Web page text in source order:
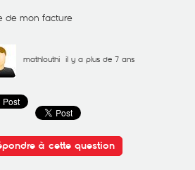
de mon facture
mathlouthi il y a plus de 7 ans
à cette question